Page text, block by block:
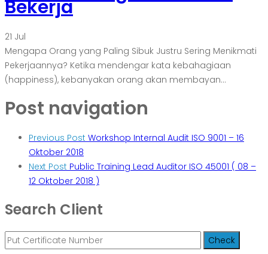
Bekerja
21 Jul
Mengapa Orang yang Paling Sibuk Justru Sering Menikmati
Pekerjaannya? Ketika mendengar kata kebahagiaan
(happiness), kebanyakan orang akan membayan...
Post navigation
Previous Post Workshop Internal Audit ISO 9001 – 16
Oktober 2018
Next Post Public Training Lead Auditor ISO 45001 ( 08 –
12 Oktober 2018 )
Search Client